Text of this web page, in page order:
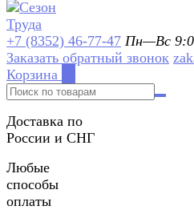
+7 (8352) 46-77-47 Пн—Вс
Заказать обратный звонок
Корзина
Доставка по
России и СНГ
Любые
способы
оплаты